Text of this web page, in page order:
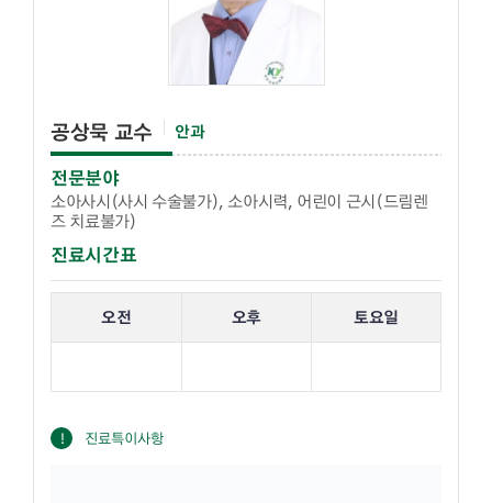
공상묵 교수 안과
전문분야
소아사시(사시 수술불가), 소아시력, 어린이 근시(드림렌
즈 치료불가)
진료시간표
오전 오후 토요일
진료특이사항